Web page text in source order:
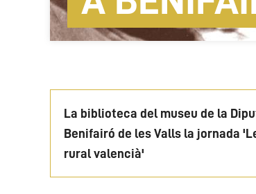
La biblioteca del museu de la
Benifairó de les Valls la jornada
rural valencià'